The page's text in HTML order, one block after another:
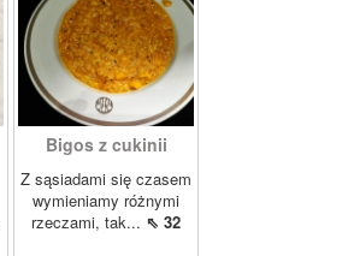
Bigos z cukinii
Z sąsiadami się czasem
wymieniamy różnymi
rzeczami, tak... ⇖ 32